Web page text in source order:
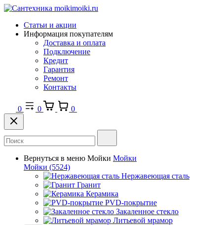
Статьи и акции
Информация покупателям
Доставка и оплата
Подключение
Кредит
Гарантия
Ремонт
Контакты
0 0 0
Вернуться в меню Мойки Мойки
Мойки (5524)
Нержавеющая сталь
Гранит
Керамика
PVD-покрытие
Закаленное стекло
Литьевой мрамор